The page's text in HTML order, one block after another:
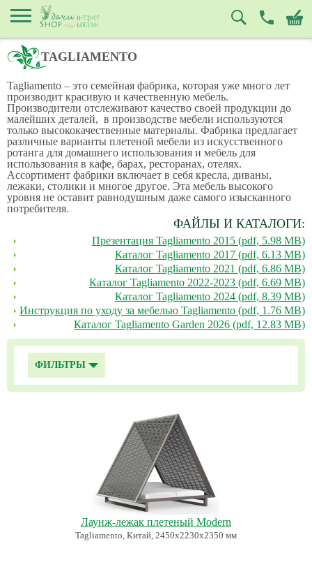
TAGLIAMENTO
Tagliamento – это семейная фабрика, которая уже много лет
производит красивую и качественную мебель.
Производители отслеживают качество своей продукции до
малейших деталей, в производстве мебели используются
только высококачественные материалы. Фабрика предлагает
различные варианты плетеной мебели из искусственного
ротанга для домашнего использования и мебель для
использования в кафе, барах, ресторанах, отелях.
Ассортимент фабрики включает в себя кресла, диваны,
лежаки, столики и многое другое. Эта мебель высокого
уровня не оставит равнодушным даже самого изысканного
потребителя.
ФАЙЛЫ И КАТАЛОГИ:
Презентация Tagliamento 2015 (pdf, 5.98 MB)
Каталог Tagliamento 2017 (pdf, 6.13 MB)
Каталог Tagliamento 2021 (pdf, 6.86 MB)
Каталог Tagliamento 2022-2023 (pdf, 6.69 MB)
Каталог Tagliamento 2024 (pdf, 8.39 MB)
Инструкция по уходу за мебелью Tagliamento (pdf, 1.76 MB)
Каталог Tagliamento Garden 2026 (pdf, 12.83 MB)
ФИЛЬТРЫ
Лаунж-лежак плетеный Modern
Tagliamento, Китай, 2450х2230х2350 мм